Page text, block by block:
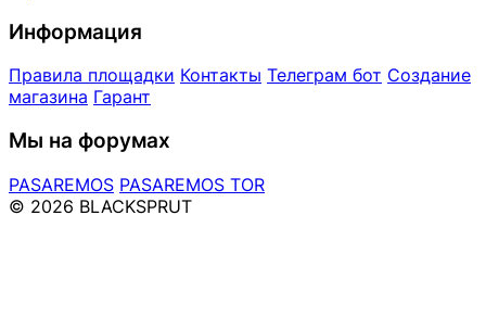
Информация
Правила площадки Контакты Телеграм бот Создание
магазина Гарант
Мы на форумах
PASAREMOS PASAREMOS TOR
© 2026 BLACKSPRUT